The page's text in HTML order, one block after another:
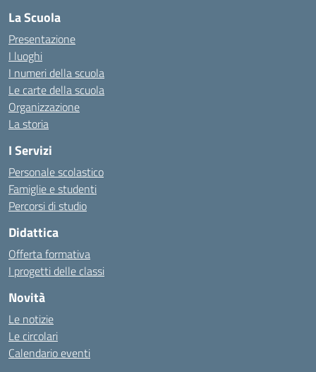
La Scuola
Presentazione
I luoghi
I numeri della scuola
Le carte della scuola
Organizzazione
La storia
I Servizi
Personale scolastico
Famiglie e studenti
Percorsi di studio
Didattica
Offerta formativa
I progetti delle classi
Novità
Le notizie
Le circolari
Calendario eventi